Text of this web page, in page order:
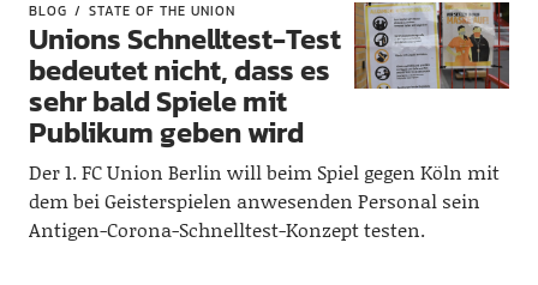
BLOG STATE OF THE UNION
Unions Schnelltest-Test
bedeutet nicht, dass es
sehr bald Spiele mit
Publikum geben wird
Der 1. FC Union Berlin will beim Spiel gegen Köln mit
dem bei Geisterspielen anwesenden Personal sein
Antigen-Corona-Schnelltest-Konzept testen.